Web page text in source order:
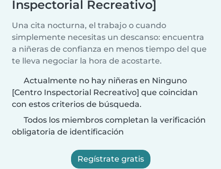
Inspectorial Recreativo]
Una cita nocturna, el trabajo o cuando
simplemente necesitas un descanso: encuentra
a niñeras de confianza en menos tiempo del que
te lleva negociar la hora de acostarte.
Actualmente no hay niñeras en Ninguno
[Centro Inspectorial Recreativo] que coincidan
con estos criterios de búsqueda.
Todos los miembros completan la verificación
obligatoria de identificación
Regístrate gratis